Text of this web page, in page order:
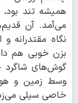
همیشه تند
می‌آمد. آن
نگاه مقتدرانه
بزن خوبی هم
گوش‌های شاگرد
وسط زمین و
خاصی سیلی